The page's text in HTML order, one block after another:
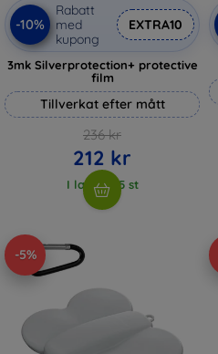
-10%
Rabatt
med
kupong
EXTRA10
3mk Silverprotection+ protective
film
Tillverkat efter mått
236 kr
212 kr
I lager > 5 st
-5%